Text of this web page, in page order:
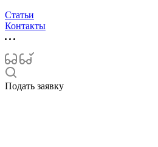
Статьи
Контакты
Подать заявку